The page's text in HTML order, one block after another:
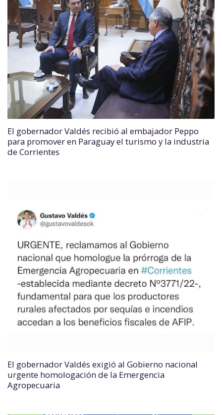
El gobernador Valdés recibió al embajador Peppo
para promover en Paraguay el turismo y la industria
de Corrientes
El gobernador Valdés exigió al Gobierno nacional
urgente homologación de la Emergencia
Agropecuaria